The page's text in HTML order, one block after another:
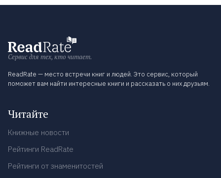
Сервис для тех, кто читает.
ReadRate — место встречи книг и людей. Это сервис, который
поможет вам найти интересные книги и рассказать о них друзьям.
Читайте
Книжные новости
Рейтинги ReadRate
Рейтинги от знаменитостей